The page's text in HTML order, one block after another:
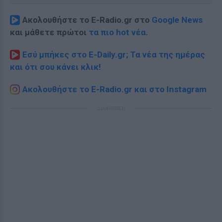
Ακολουθήστε το E-Radio.gr στο Google News
και μάθετε πρώτοι τα πιο hot νέα.
Εσύ μπήκες στο E-Daily.gr; Τα νέα της ημέρας
και ότι σου κάνει κλικ!
Ακολουθήστε το E-Radio.gr και στο Instagram